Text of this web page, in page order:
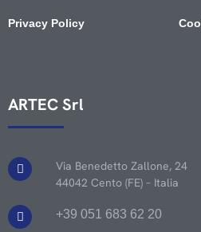
Privacy Policy
ARTEC Srl
Via Benedetto Zallone, 24
44042 Cento (FE) – Italia
+39 051 683 62 20